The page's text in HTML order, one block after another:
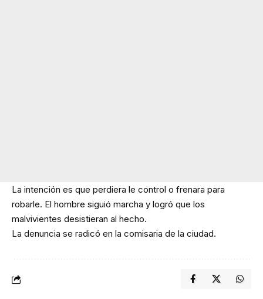
La intención es que perdiera le control o frenara para
robarle. El hombre siguió marcha y logró que los
malvivientes desistieran al hecho.
La denuncia se radicó en la comisaria de la ciudad.